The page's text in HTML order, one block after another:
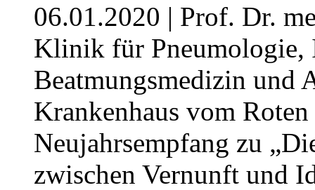
06.01.2020 | Prof. Dr.
Klinik für Pneumologie,
Beatmungsmedizin und
Krankenhaus vom
Neujahrsempfang zu
zwischen Vernunft und